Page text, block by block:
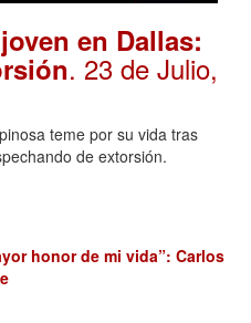
en Dallas:
. 23 de Julio,
teme por su vida tras
de extorsión.
honor de mi vida”: Carlos